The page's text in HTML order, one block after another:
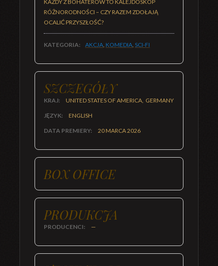
KAŻDY Z BOHATERÓW TO KALEJDOSKOP
RÓŻNORODNOŚCI – CZY RAZEM ZDOŁAJĄ
OCALIĆ PRZYSZŁOŚĆ?
KATEGORIA: AKCJA, KOMEDIA, SCI-FI
SZCZEGÓŁY
KRAJ: UNITED STATES OF AMERICA, GERMANY
JĘZYK: ENGLISH
DATA PREMIERY: 20 MARCA 2026
BOX OFFICE
PRODUKCJA
PRODUCENCI: —